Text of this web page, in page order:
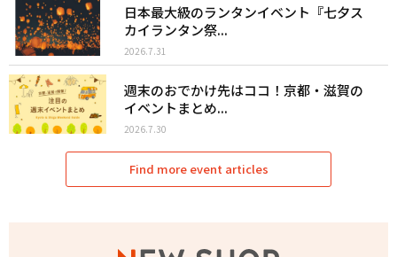
日本最大級のランタンイベント『七夕ス
カイランタン祭...
2026.7.31
週末のおでかけ先はココ！京都・滋賀の
イベントまとめ...
2026.7.30
Find more event articles